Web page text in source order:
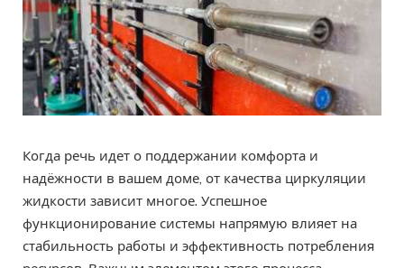
Когда речь идет о поддержании комфорта и
надёжности в вашем доме, от качества циркуляции
жидкости зависит многое. Успешное
функционирование системы напрямую влияет на
стабильность работы и эффективность потребления